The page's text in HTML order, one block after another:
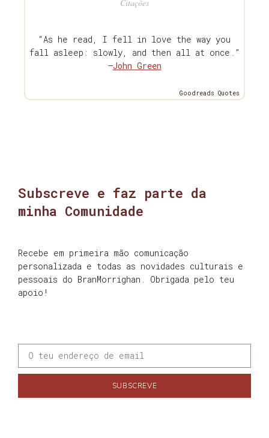
Citações
“As he read, I fell in love the way you
fall asleep: slowly, and then all at once.”
—John Green
Goodreads Quotes
Subscreve e faz parte da
minha Comunidade
Recebe em primeira mão comunicação
personalizada e todas as novidades culturais e
pessoais do BranMorrighan. Obrigada pelo teu
apoio!
SUBSCREVE